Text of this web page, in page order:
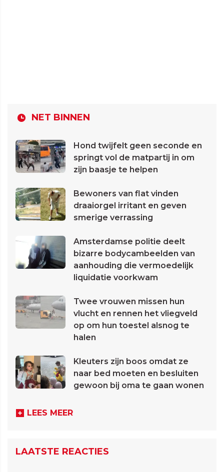
NET BINNEN
Hond twijfelt geen seconde en
springt vol de matpartij in om
zijn baasje te helpen
Bewoners van flat vinden
draaiorgel irritant en geven
smerige verrassing
Amsterdamse politie deelt
bizarre bodycambeelden van
aanhouding die vermoedelijk
liquidatie voorkwam
Twee vrouwen missen hun
vlucht en rennen het vliegveld
op om hun toestel alsnog te
halen
Kleuters zijn boos omdat ze
naar bed moeten en besluiten
gewoon bij oma te gaan wonen
LEES MEER
LAATSTE REACTIES